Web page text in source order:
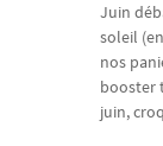
Juin
soleil
nos
booster
juin,